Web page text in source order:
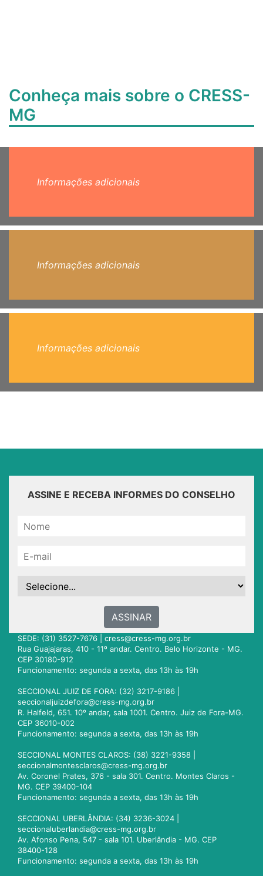
Conheça mais sobre o CRESS-
MG
Informações adicionais
Informações adicionais
Informações adicionais
ASSINE E RECEBA INFORMES DO CONSELHO
ASSINAR
SEDE: (31) 3527-7676 | cress@cress-mg.org.br
Rua Guajajaras, 410 - 11º andar. Centro. Belo Horizonte - MG.
CEP 30180-912
Funcionamento: segunda a sexta, das 13h às 19h
SECCIONAL JUIZ DE FORA: (32) 3217-9186 |
seccionaljuizdefora@cress-mg.org.br
R. Halfeld, 651. 10º andar, sala 1001. Centro. Juiz de Fora-MG.
CEP 36010-002
Funcionamento: segunda a sexta, das 13h às 19h
SECCIONAL MONTES CLAROS: (38) 3221-9358 |
seccionalmontesclaros@cress-mg.org.br
Av. Coronel Prates, 376 - sala 301. Centro. Montes Claros -
MG. CEP 39400-104
Funcionamento: segunda a sexta, das 13h às 19h
SECCIONAL UBERLÂNDIA: (34) 3236-3024 |
seccionaluberlandia@cress-mg.org.br
Av. Afonso Pena, 547 - sala 101. Uberlândia - MG. CEP
38400-128
Funcionamento: segunda a sexta, das 13h às 19h